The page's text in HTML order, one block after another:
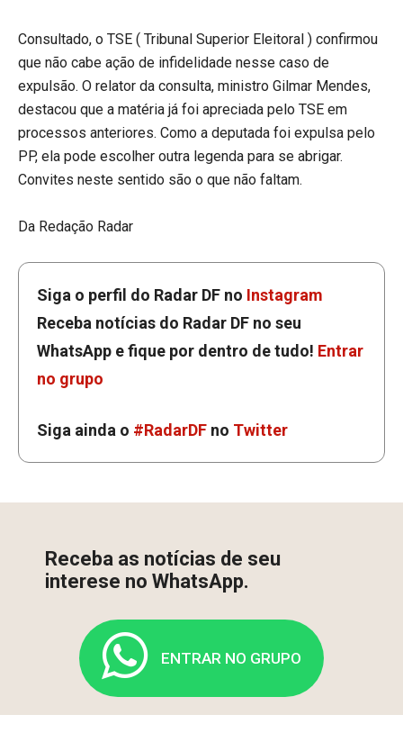
Consultado, o TSE ( Tribunal Superior Eleitoral ) confirmou
que não cabe ação de infidelidade nesse caso de
expulsão. O relator da consulta, ministro Gilmar Mendes,
destacou que a matéria já foi apreciada pelo TSE em
processos anteriores. Como a deputada foi expulsa pelo
PP, ela pode escolher outra legenda para se abrigar.
Convites neste sentido são o que não faltam.
Da Redação Radar
Siga o perfil do Radar DF no Instagram
Receba notícias do Radar DF no seu
WhatsApp e fique por dentro de tudo! Entrar
no grupo
Siga ainda o #RadarDF no Twitter
Receba as notícias de seu
interese no WhatsApp.
ENTRAR NO GRUPO